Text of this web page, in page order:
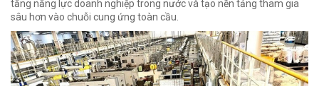
tăng năng lực doanh nghiệp trong nước và tạo nền tảng tham gia
sâu hơn vào chuỗi cung ứng toàn cầu.